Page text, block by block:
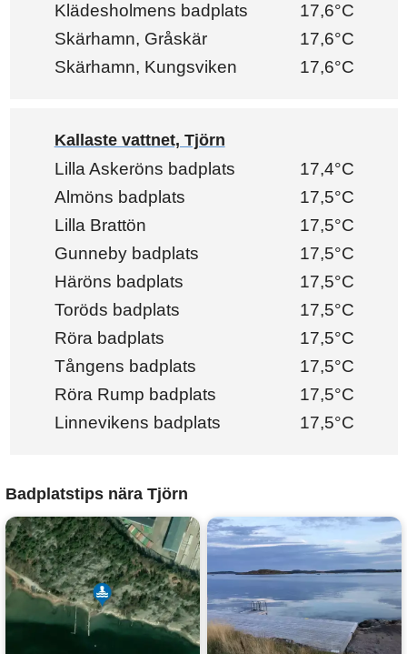
Klädesholmens badplats
17,6°C
Skärhamn, Gråskär
17,6°C
Skärhamn, Kungsviken
17,6°C
Kallaste vattnet, Tjörn
Lilla Askeröns badplats
17,4°C
Almöns badplats
17,5°C
Lilla Brattön
17,5°C
Gunneby badplats
17,5°C
Häröns badplats
17,5°C
Toröds badplats
17,5°C
Röra badplats
17,5°C
Tångens badplats
17,5°C
Röra Rump badplats
17,5°C
Linnevikens badplats
17,5°C
Badplatstips nära Tjörn